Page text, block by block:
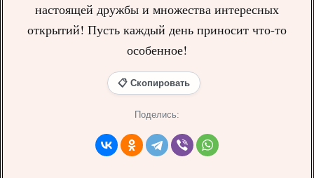
настоящей дружбы и множества интересных
открытий! Пусть каждый день приносит что-то
особенное!
📋 Скопировать
Поделись: